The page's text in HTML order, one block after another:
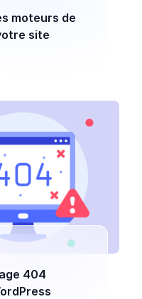
moteurs de
site
404